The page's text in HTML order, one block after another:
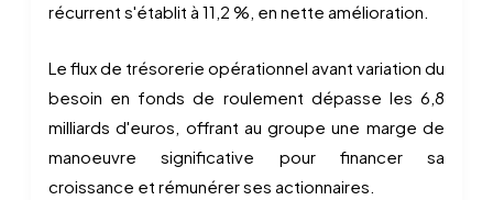
récurrent s'établit à 11,2 %, en nette amélioration.
Le flux de trésorerie opérationnel avant variation du
besoin en fonds de roulement dépasse les 6,8
milliards d'euros, offrant au groupe une marge de
manoeuvre significative pour financer sa
croissance et rémunérer ses actionnaires.